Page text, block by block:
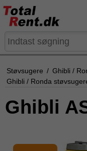
Støvsugere / Ghibli /
Ghibli / Ronda
Ghibli